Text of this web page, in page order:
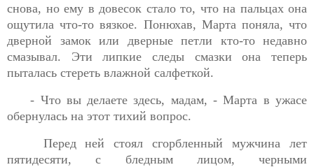
снова, но ему в довесок стало то, что на пальцах она
ощутила что-то вязкое. Понюхав, Марта поняла, что
дверной замок или дверные петли кто-то недавно
смазывал. Эти липкие следы смазки она теперь
пыталась стереть влажной салфеткой.
- Что вы делаете здесь, мадам, - Марта в ужасе
обернулась на этот тихий вопрос.
Перед ней стоял сгорбленный мужчина лет
пятидесяти, с бледным лицом, черными